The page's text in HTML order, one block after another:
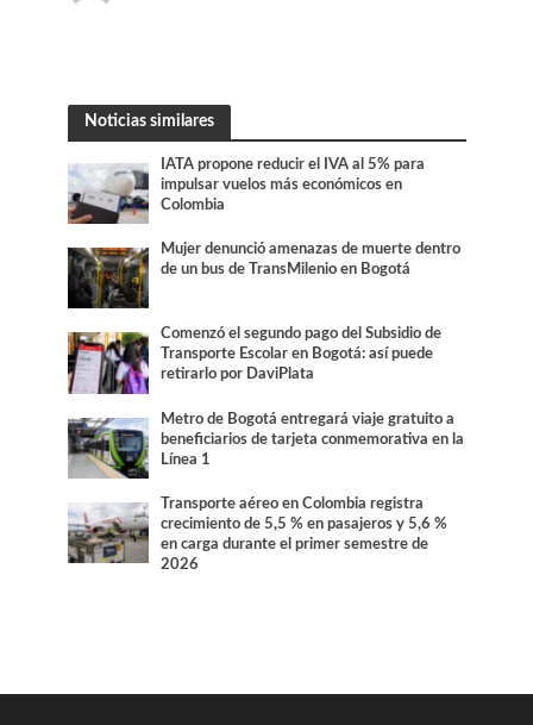
Noticias similares
IATA propone reducir el IVA al 5% para
impulsar vuelos más económicos en
Colombia
Mujer denunció amenazas de muerte dentro
de un bus de TransMilenio en Bogotá
Comenzó el segundo pago del Subsidio de
Transporte Escolar en Bogotá: así puede
retirarlo por DaviPlata
Metro de Bogotá entregará viaje gratuito a
beneficiarios de tarjeta conmemorativa en la
Línea 1
Transporte aéreo en Colombia registra
crecimiento de 5,5 % en pasajeros y 5,6 %
en carga durante el primer semestre de
2026